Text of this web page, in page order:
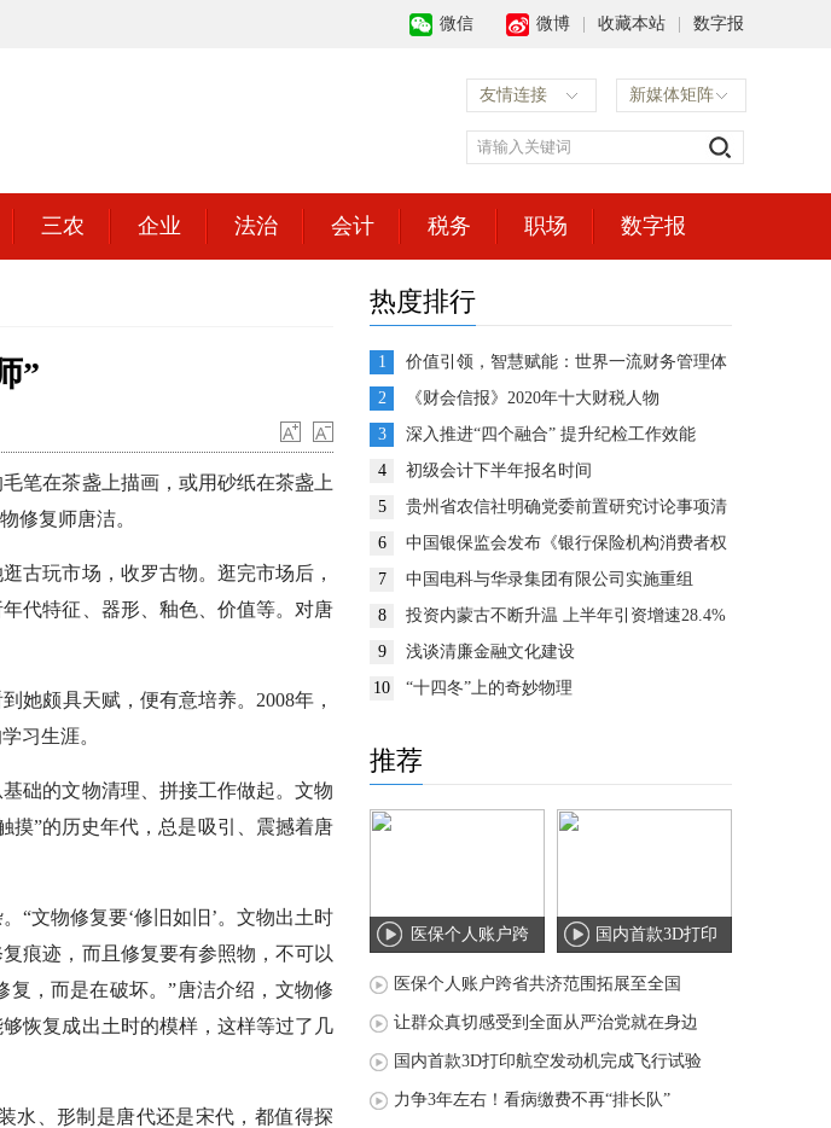
微信 微博 收藏本站 数字报
友情连接 新媒体矩阵
三农 企业 法治 会计 税务 职场 数字报
”
笔在茶盏上描画，或用砂纸在茶盏上
修复师唐洁。
玩市场，收罗古物。逛完市场后，
代特征、器形、釉色、价值等。对唐
颇具天赋，便有意培养。2008年，
习生涯。
础的文物清理、拼接工作做起。文物
摸”的历史年代，总是吸引、震撼着唐
文物修复要‘修旧如旧’。文物出土时
痕迹，而且修复要有参照物，不可以
，而是在破坏。”唐洁介绍，文物修
恢复成出土时的模样，这样等过了几
、形制是唐代还是宋代，都值得探
热度排行
1
价值引领，智慧赋能：世界一流财务管理体
系建设的思考与展望
2
《财会信报》2020年十大财税人物
3
深入推进“四个融合” 提升纪检工作效能
4
初级会计下半年报名时间
5
贵州省农信社明确党委前置研究讨论事项清
单推动企业决策高效运转
6
中国银保监会发布《银行保险机构消费者权
益保护监管评价办法》
7
中国电科与华录集团有限公司实施重组
8
投资内蒙古不断升温 上半年引资增速28.4%
9
浅谈清廉金融文化建设
10
“十四冬”上的奇妙物理
推荐
医保个人账户跨
省共济范围拓展
国内首款3D打印
航空发动机完成
医保个人账户跨省共济范围拓展至全国
让群众真切感受到全面从严治党就在身边
国内首款3D打印航空发动机完成飞行试验
力争3年左右！看病缴费不再“排长队”